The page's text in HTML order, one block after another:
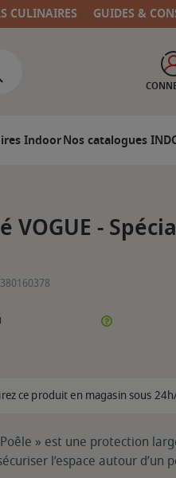
CULINAIRES GUIDES &
IndoorNos catalogues
VOGUE -
ce produit en magasin sous
» est une protection
l’espace autour d’un